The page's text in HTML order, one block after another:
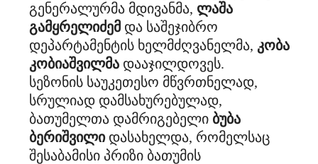
გენერალურმა მდივანმა, ლაშა
გამყრელიძემ და საშეჯიბრო
დეპარტამენტის ხელმძღვანელმა, კობა
კობიაშვილმა დააჯილდოვეს.
სეზონის საუკეთესო მწვრთნელად,
სრულიად დამსახურებულად,
ბათუმელთა დამრიგებელი ბუბა
ბერიშვილიდასახელდა, რომელსაც
შესაბამისი პრიზი ბათუმის